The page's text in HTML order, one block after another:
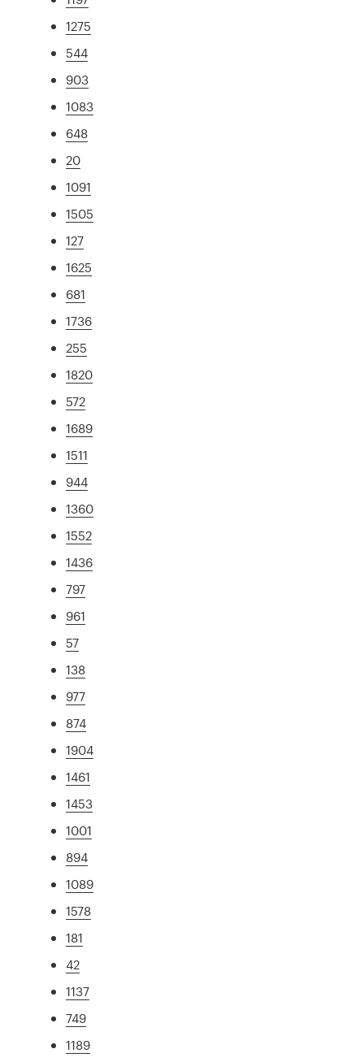
1275
544
903
1083
648
20
1091
1505
127
1625
681
1736
255
1820
572
1689
1511
944
1360
1552
1436
797
961
57
138
977
874
1904
1461
1453
1001
894
1089
1578
181
42
1137
749
1189